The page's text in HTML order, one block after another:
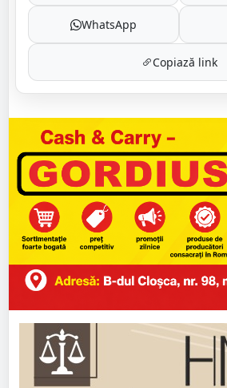
WhatsApp
Copiază link